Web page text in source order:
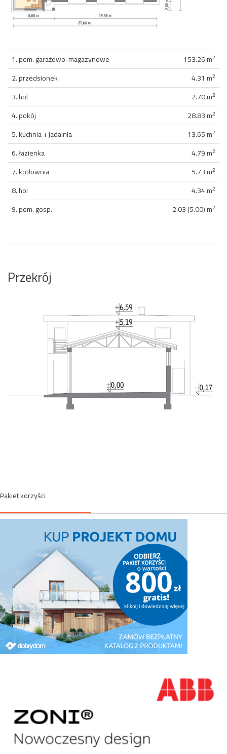
1. pom. garażowo-magazynowe 153.26 m2
2. przedsionek 4.31 m2
3. hol 2.70 m2
4. pokój 28.83 m2
5. kuchnia + jadalnia 13.65 m2
6. łazienka 4.79 m2
7. kotłownia 5.73 m2
8. hol 4.34 m2
9. pom. gosp. 2.03 (5.00) m2
Przekrój
Pakiet korzyści